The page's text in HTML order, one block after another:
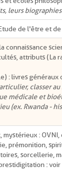
leurs
de l'être et
connaissance
attributs (La
: livres généraux
classer
médicale et
(ex. Rwanda -
mystérieux :
prémonition,
sorcellerie,
: voir